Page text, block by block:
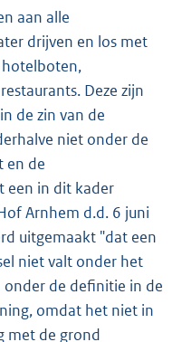
aan alle
drijven en los met
hotelboten,
Deze zijn
de zin van de
niet onder de
en de
een in dit kader
Arnhem d.d. 6 juni
uitgemaakt "dat een
niet valt onder het
de definitie in de
omdat het niet in
met de grond